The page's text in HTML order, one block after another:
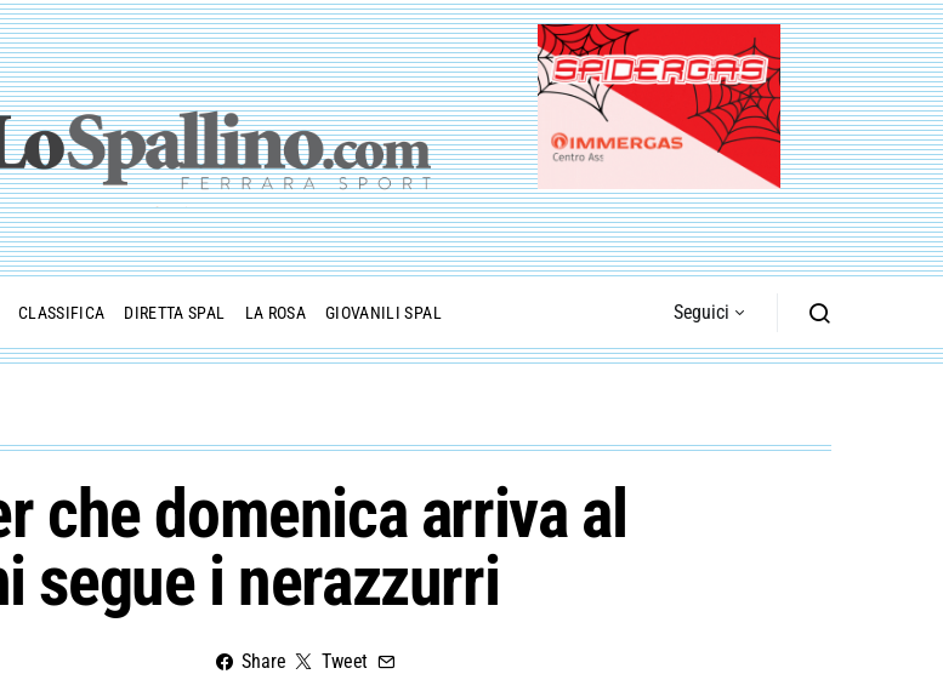
CLASSIFICA DIRETTA SPAL LA ROSA GIOVANILI SPAL Seguici
che domenica arriva al
segue i nerazzurri
Share Tweet